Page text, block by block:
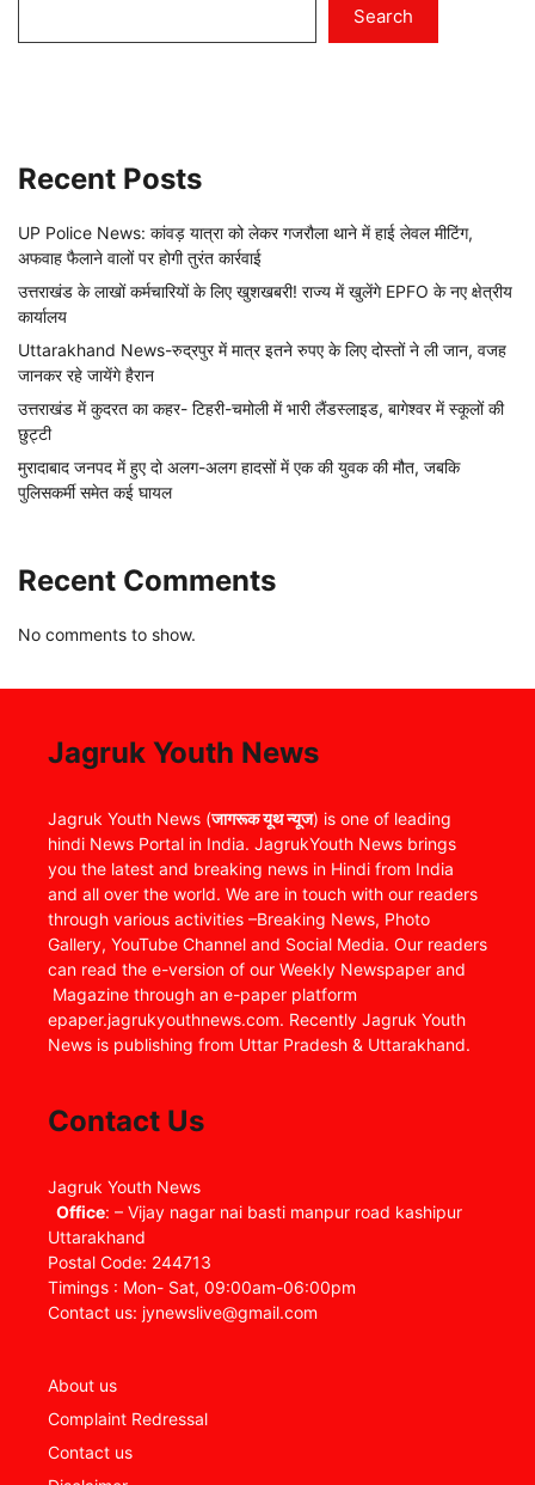
Search
Recent Posts
UP Police News: कांवड़ यात्रा को लेकर गजरौला थाने में हाई लेवल मीटिंग,
अफवाह फैलाने वालों पर होगी तुरंत कार्रवाई
उत्तराखंड के लाखों कर्मचारियों के लिए खुशखबरी! राज्य में खुलेंगे EPFO के नए क्षेत्रीय
कार्यालय
Uttarakhand News-रुद्रपुर में मात्र इतने रुपए के लिए दोस्तों ने ली जान, वजह
जानकर रहे जायेंगे हैरान
उत्तराखंड में कुदरत का कहर- टिहरी-चमोली में भारी लैंडस्लाइड, बागेश्वर में स्कूलों की
छुट्टी
मुरादाबाद जनपद में हुए दो अलग-अलग हादसों में एक की युवक की मौत, जबकि
पुलिसकर्मी समेत कई घायल
Recent Comments
No comments to show.
Jagruk Youth News
Jagruk Youth News (जागरूक यूथ न्यूज) is one of leading
hindi News Portal in India. JagrukYouth News brings
you the latest and breaking news in Hindi from India
and all over the world. We are in touch with our readers
through various activities –Breaking News, Photo
Gallery, YouTube Channel and Social Media. Our readers
can read the e-version of our Weekly Newspaper and
Magazine through an e-paper platform
epaper.jagrukyouthnews.com. Recently Jagruk Youth
News is publishing from Uttar Pradesh & Uttarakhand.
Contact Us
Jagruk Youth News
Office: – Vijay nagar nai basti manpur road kashipur
Uttarakhand
Postal Code: 244713
Timings : Mon- Sat, 09:00am-06:00pm
Contact us: jynewslive@gmail.com
About us
Complaint Redressal
Contact us